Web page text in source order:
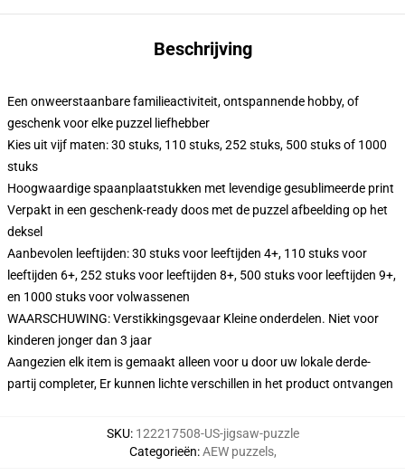
Beschrijving
Een onweerstaanbare familieactiviteit, ontspannende hobby, of
geschenk voor elke puzzel liefhebber
Kies uit vijf maten: 30 stuks, 110 stuks, 252 stuks, 500 stuks of 1000
stuks
Hoogwaardige spaanplaatstukken met levendige gesublimeerde print
Verpakt in een geschenk-ready doos met de puzzel afbeelding op het
deksel
Aanbevolen leeftijden: 30 stuks voor leeftijden 4+, 110 stuks voor
leeftijden 6+, 252 stuks voor leeftijden 8+, 500 stuks voor leeftijden 9+,
en 1000 stuks voor volwassenen
WAARSCHUWING: Verstikkingsgevaar Kleine onderdelen. Niet voor
kinderen jonger dan 3 jaar
Aangezien elk item is gemaakt alleen voor u door uw lokale derde-
partij completer, Er kunnen lichte verschillen in het product ontvangen
SKU: 122217508-US-jigsaw-puzzle
Categorieën:AEW puzzels,